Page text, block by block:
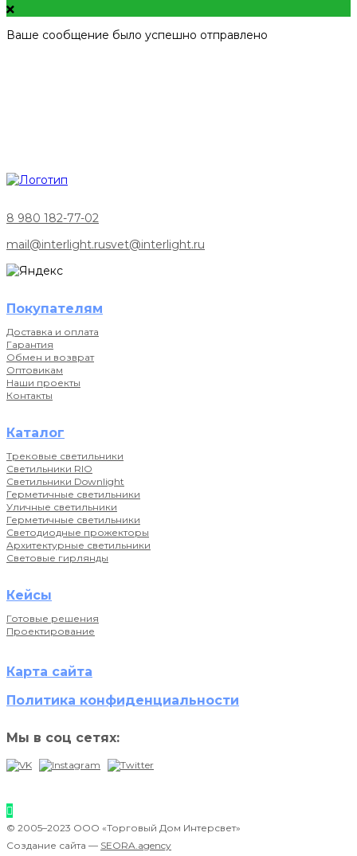
Ваше сообщение было успешно отправлено
8 980 182-77-02
mail@interlight.rusvet@interlight.ru
Покупателям
Доставка и оплата
Гарантия
Обмен и возврат
Оптовикам
Наши проекты
Контакты
Каталог
Трековые светильники
Светильники RIO
Светильники Downlight
Герметичные светильники
Уличные светильники
Герметичные светильники
Светодиодные прожекторы
Архитектурные светильники
Световые гирлянды
Кейсы
Готовые решения
Проектирование
Карта сайта
Политика конфиденциальности
Мы в соц сетях:
© 2005–2023 ООО «Торговый Дом Интерсвет»
Создание сайта — SEORA.agency